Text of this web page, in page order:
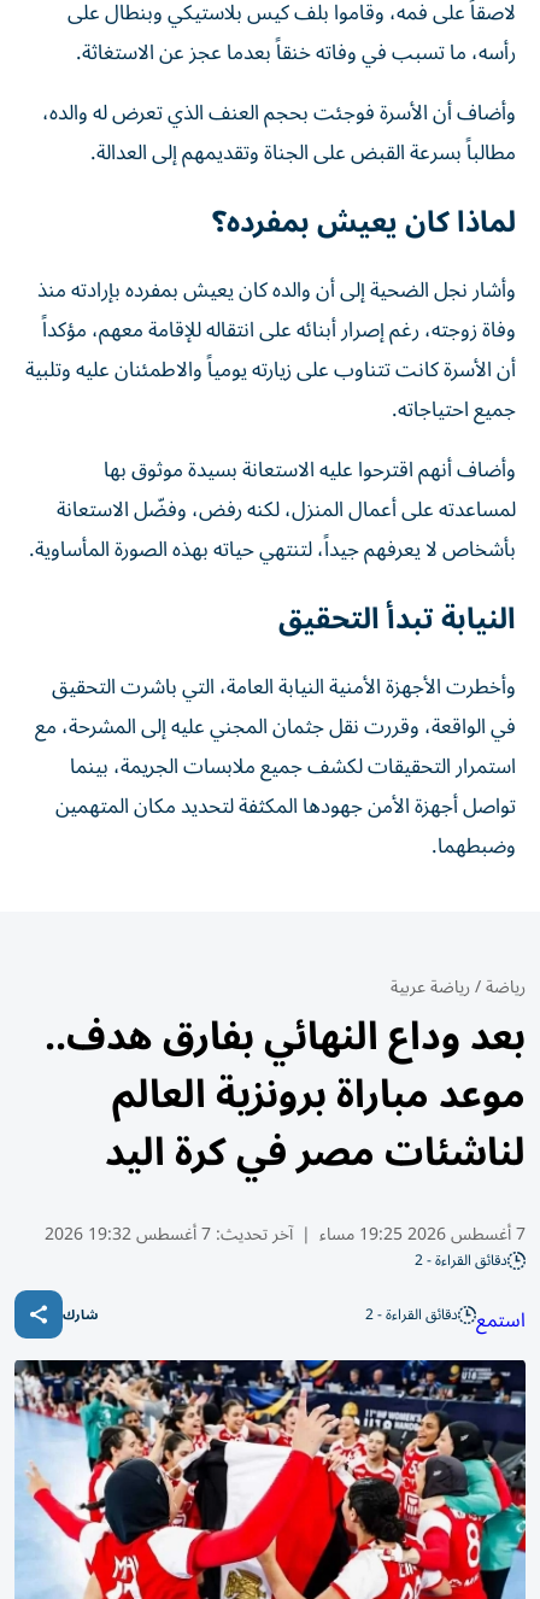
لاصقاً على فمه، وقاموا بلف كيس بلاستيكي وبنطال على
رأسه، ما تسبب في وفاته خنقاً بعدما عجز عن الاستغاثة.
وأضاف أن الأسرة فوجئت بحجم العنف الذي تعرض له والده،
مطالباً بسرعة القبض على الجناة وتقديمهم إلى العدالة.
لماذا كان يعيش بمفرده؟
وأشار نجل الضحية إلى أن والده كان يعيش بمفرده بإرادته منذ
وفاة زوجته، رغم إصرار أبنائه على انتقاله للإقامة معهم، مؤكداً
أن الأسرة كانت تتناوب على زيارته يومياً والاطمئنان عليه وتلبية
جميع احتياجاته.
وأضاف أنهم اقترحوا عليه الاستعانة بسيدة موثوق بها
لمساعدته على أعمال المنزل، لكنه رفض، وفضّل الاستعانة
بأشخاص لا يعرفهم جيداً، لتنتهي حياته بهذه الصورة المأساوية.
النيابة تبدأ التحقيق
وأخطرت الأجهزة الأمنية النيابة العامة، التي باشرت التحقيق
في الواقعة، وقررت نقل جثمان المجني عليه إلى المشرحة، مع
استمرار التحقيقات لكشف جميع ملابسات الجريمة، بينما
تواصل أجهزة الأمن جهودها المكثفة لتحديد مكان المتهمين
وضبطهما.
رياضة/رياضة عربية
بعد وداع النهائي بفارق هدف..
موعد مباراة برونزية العالم
لناشئات مصر في كرة اليد
7 أغسطس 2026 19:25 مساء | آخر تحديث:7 أغسطس 19:32 2026
دقائق القراءة - 2
استمع دقائق القراءة - 2 شارك